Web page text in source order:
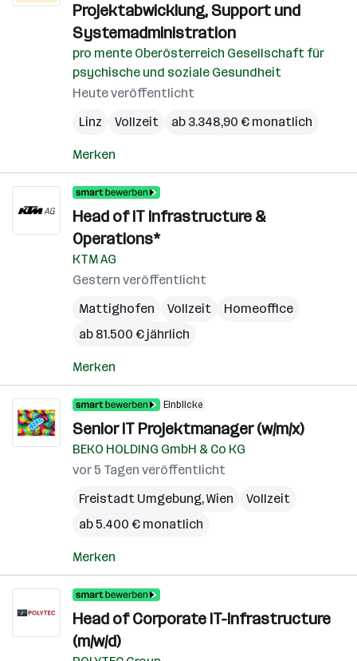
Projektabwicklung, Support und
Systemadministration
pro mente Oberösterreich Gesellschaft für
psychische und soziale Gesundheit
Heute veröffentlicht
Linz
Vollzeit ab 3.348,90 € monatlich
Merken
Head of IT Infrastructure &
Operations*
KTM AG
Gestern veröffentlicht
Mattighofen
Vollzeit
Homeoffice
ab 81.500 € jährlich
Merken
Einblicke
Senior IT Projektmanager (w/m/x)
BEKO HOLDING GmbH & Co KG
vor 5 Tagen veröffentlicht
Freistadt Umgebung,Wien
Vollzeit
ab 5.400 € monatlich
Merken
Head of Corporate IT-Infrastructure
(m/w/d)